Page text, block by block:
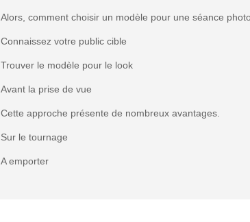
Alors, comment choisir un modèle pour une séance
Connaissez votre public cible
Trouver le modèle pour le look
Avant la prise de vue
Cette approche présente de nombreux avantages.
Sur le tournage
A emporter